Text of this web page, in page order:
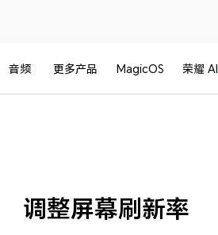
音频 更多产品 MagicOS 荣耀 AI
调整屏幕刷新率